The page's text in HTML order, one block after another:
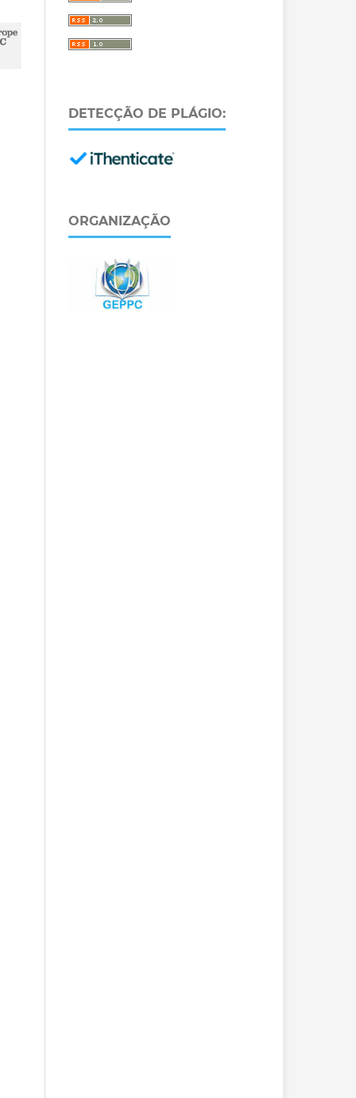
DETECÇÃO DE PLÁGIO:
ORGANIZAÇÃO